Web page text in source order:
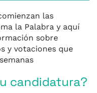
las
la Palabra y aquí
sobre
y votaciones que
candidatura?